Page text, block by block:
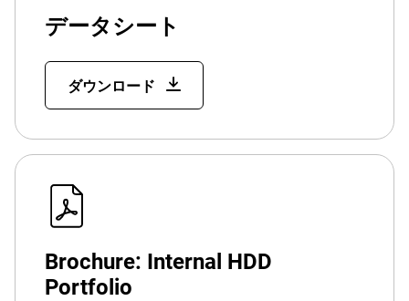
データシート
ダウンロード
Brochure: Internal HDD
Portfolio